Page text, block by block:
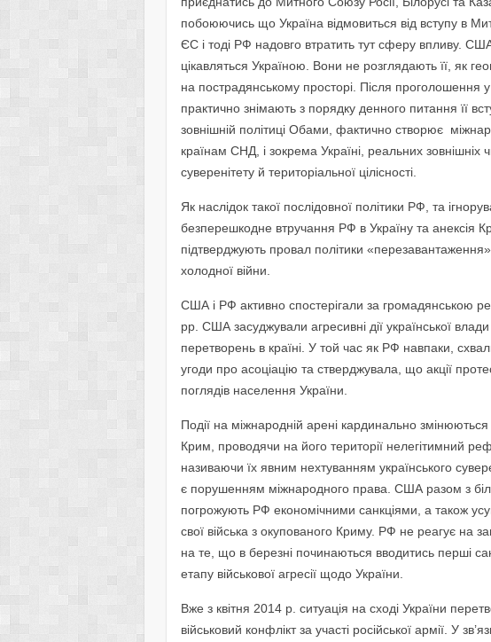
побоюючись що Україна відмовиться від вступу в
ЄС і тоді РФ надовго втратить тут сферу впливу.
цікавляться Україною. Вони не розглядають її, як
на пострадянському просторі. Після проголошення
практично знімають з порядку денного питання її
зовнішній політиці Обами, фактично створює
країнам СНД, і зокрема Україні, реальних зовнішніх
суверенітету й територіальної цілісності.
Як наслідок такої послідовної політики РФ, та
безперешкодне втручання РФ в Україну та анексія
підтверджують провал політики
холодної війни.
США і РФ активно спостерігали за громадянською
рр. США засуджували агресивні дії української
перетворень в країні. У той час як РФ навпаки,
угоди про асоціацію та стверджувала, що акції
поглядів населення України.
Події на міжнародній арені кардинально
Крим, проводячи на його території нелегітимний
називаючи їх явним нехтуванням українського
є порушенням міжнародного права. США разом з
погрожують РФ економічними санкціями, а також
свої війська з окупованого Криму. РФ не реагує на
на те, що в березні починаються вводитись перші
етапу військової агресії щодо України.
Вже з квітня 2014 р. ситуація на сході України
військовий конфлікт за участі російської армії. У